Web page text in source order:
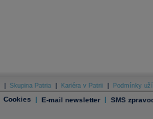
Skupina Patria Kariéra v Patrii Podmínky
Cookies | E-mail newsletter | SMS